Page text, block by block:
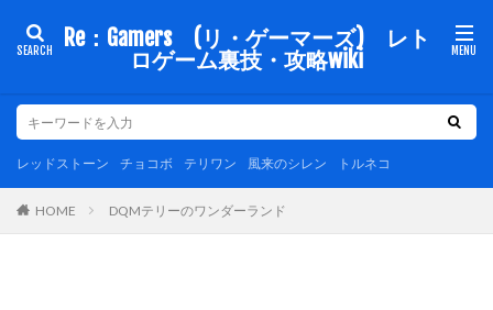
Re：Gamers (リ・ゲーマーズ) レト
ロゲーム裏技・攻略wiki
レッドストーン チョコボ テリワン 風来のシレン トルネコ
HOME DQMテリーのワンダーランド